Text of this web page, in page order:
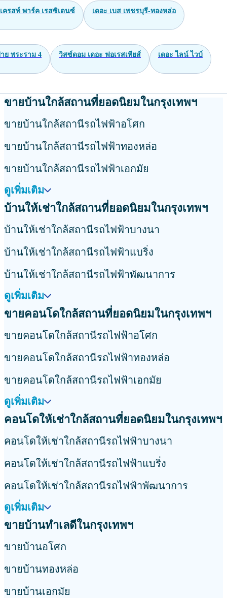
ครสท์ พาร์ค เรสซิเดนซ์ เดอะ เบส เพชรบุรี-ทองหล่อ
ย พระราม 4 วิสซ์ดอม เดอะ ฟอเรสเทียส์ เดอะ ไลน์ ไวบ์
ขายบ้านใกล้สถานที่ยอดนิยมในกรุงเทพฯ
ขายบ้านใกล้สถานีรถไฟฟ้าอโศก
ขายบ้านใกล้สถานีรถไฟฟ้าทองหล่อ
ขายบ้านใกล้สถานีรถไฟฟ้าเอกมัย
ดูเพิ่มเติม
บ้านให้เช่าใกล้สถานที่ยอดนิยมในกรุงเทพฯ
บ้านให้เช่าใกล้สถานีรถไฟฟ้าบางนา
บ้านให้เช่าใกล้สถานีรถไฟฟ้าแบริ่ง
บ้านให้เช่าใกล้สถานีรถไฟฟ้าพัฒนาการ
ดูเพิ่มเติม
ขายคอนโดใกล้สถานที่ยอดนิยมในกรุงเทพฯ
ขายคอนโดใกล้สถานีรถไฟฟ้าอโศก
ขายคอนโดใกล้สถานีรถไฟฟ้าทองหล่อ
ขายคอนโดใกล้สถานีรถไฟฟ้าเอกมัย
ดูเพิ่มเติม
คอนโดให้เช่าใกล้สถานที่ยอดนิยมในกรุงเทพฯ
คอนโดให้เช่าใกล้สถานีรถไฟฟ้าบางนา
คอนโดให้เช่าใกล้สถานีรถไฟฟ้าแบริ่ง
คอนโดให้เช่าใกล้สถานีรถไฟฟ้าพัฒนาการ
ดูเพิ่มเติม
ขายบ้านทำเลดีในกรุงเทพฯ
ขายบ้านอโศก
ขายบ้านทองหล่อ
ขายบ้านเอกมัย